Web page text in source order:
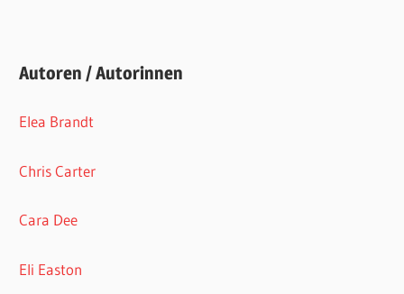
Autoren / Autorinnen
Elea Brandt
Chris Carter
Cara Dee
Eli Easton